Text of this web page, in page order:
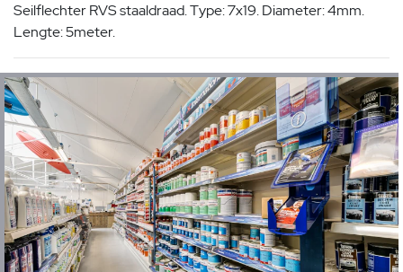
Seilflechter RVS staaldraad. Type: 7x19. Diameter: 4mm.
Lengte: 5meter.